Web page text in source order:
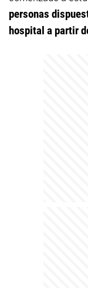
personas
hospital a partir